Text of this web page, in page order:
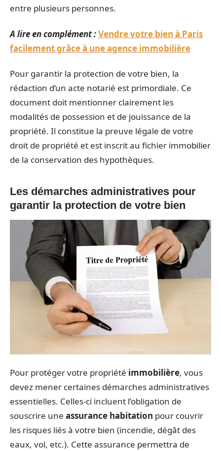
entre plusieurs personnes.
A lire en complément :Vendre votre bien à Paris
facilement grâce à une agence immobilière
Pour garantir la protection de votre bien, la
rédaction d’un acte notarié est primordiale. Ce
document doit mentionner clairement les
modalités de possession et de jouissance de la
propriété. Il constitue la preuve légale de votre
droit de propriété et est inscrit au fichier immobilier
de la conservation des hypothèques.
Les démarches administratives pour
garantir la protection de votre bien
Pour protéger votre propriété immobilière, vous
devez mener certaines démarches administratives
essentielles. Celles-ci incluent l’obligation de
souscrire une assurance habitation pour couvrir
les risques liés à votre bien (incendie, dégât des
eaux, vol, etc.). Cette assurance permettra de